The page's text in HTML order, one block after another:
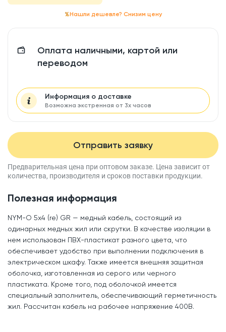
Нашли дешевле? Снизим цену
Отправить заявку
Предварительная цена при оптовом заказе. Цена зависит от
количества, производителя и сроков поставки продукции.
Оплата наличными, картой или
переводом
Информация о доставке
Возможна экстренная от 3х часов
Полезная информация
NYM-O 5x4 (re) GR — медный кабель, состоящий из
одинарных медных жил или скрутки. В качестве изоляции в
нем использован ПВХ-пластикат разного цвета, что
обеспечивает удобство при выполнении подключения в
электрическом шкафу. Также имеется внешняя защитная
оболочка, изготовленная из серого или черного
пластиката. Кроме того, под оболочкой имеется
специальный заполнитель, обеспечивающий герметичность
жил. Рассчитан кабель на рабочее напряжение 400В.